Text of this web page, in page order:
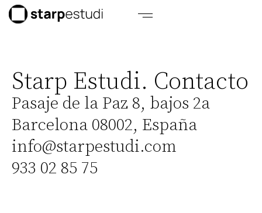
Starp Estudi. Contacto
Pasaje de la Paz 8, bajos 2a
Barcelona 08002, España
info@starpestudi.com
933 02 85 75